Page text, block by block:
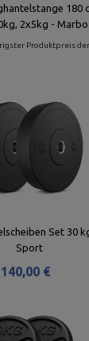
180
2x5kg -
Produktpreis
Set 30
Sport
140,00 €